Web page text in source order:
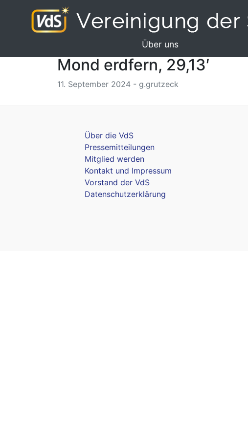
Über uns
Mond erdfern, 29,13′
11. September 2024 - g.grutzeck
Über die VdS
Pressemitteilungen
Mitglied werden
Kontakt und Impressum
Vorstand der VdS
Datenschutzerklärung